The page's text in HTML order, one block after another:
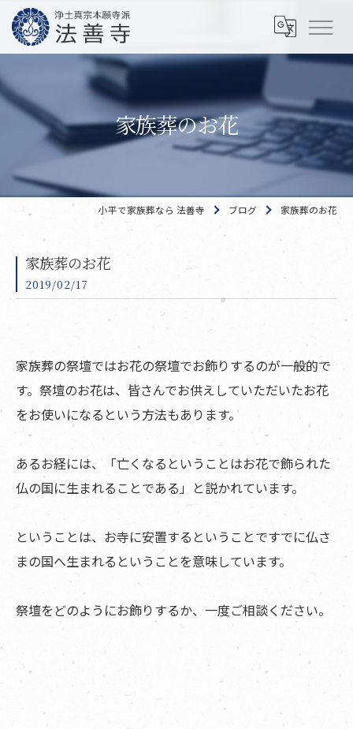
家族葬のお花
小平で家族葬なら 法善寺 ブログ 家族葬のお花
家族葬のお花
2019/02/17
家族葬の祭壇ではお花の祭壇でお飾りするのが一般的で
す。祭壇のお花は、皆さんでお供えしていただいたお花
をお使いになるという方法もあります。
あるお経には、「亡くなるということはお花で飾られた
仏の国に生まれることである」と説かれています。
ということは、お寺に安置するということですでに仏さ
まの国へ生まれるということを意味しています。
祭壇をどのようにお飾りするか、一度ご相談ください。